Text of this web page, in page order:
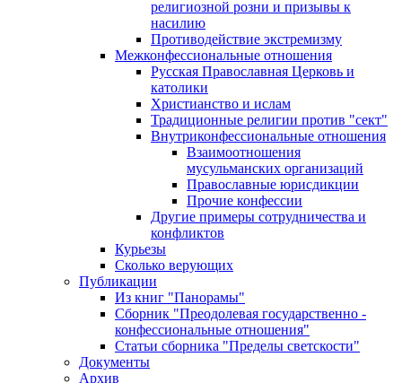
религиозной розни и призывы к
насилию
Противодействие экстремизму
Межконфессиональные отношения
Русская Православная Церковь и
католики
Христианство и ислам
Традиционные религии против "сект"
Внутриконфессиональные отношения
Взаимоотношения
мусульманских организаций
Православные юрисдикции
Прочие конфессии
Другие примеры сотрудничества и
конфликтов
Курьезы
Сколько верующих
Публикации
Из книг "Панорамы"
Сборник "Преодолевая государственно -
конфессиональные отношения"
Статьи сборника "Пределы светскости"
Документы
Архив